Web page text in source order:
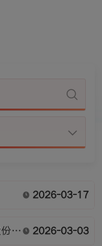
2026-03-17
发
2026-03-03